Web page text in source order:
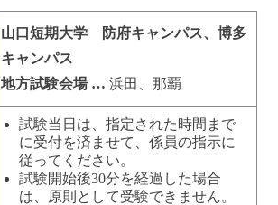
山口短期大学 防府キャンパス、博多
キャンパス
地方試験会場 …浜田、那覇
試験当日は、指定された時間まで
に受付を済ませて、係員の指示に
従ってください。
試験開始後30分を経過した場合
は、原則として受験できません。